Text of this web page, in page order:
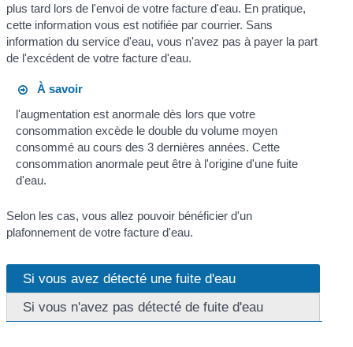
plus tard lors de l'envoi de votre facture d'eau. En pratique,
cette information vous est notifiée par courrier. Sans
information du service d'eau, vous n'avez pas à payer la part
de l'excédent de votre facture d'eau.
À savoir
l'augmentation est anormale dès lors que votre
consommation excède le double du volume moyen
consommé au cours des 3 dernières années. Cette
consommation anormale peut être à l'origine d'une fuite
d'eau.
Selon les cas, vous allez pouvoir bénéficier d'un
plafonnement de votre facture d'eau.
Si vous avez détecté une fuite d'eau
Si vous n'avez pas détecté de fuite d'eau